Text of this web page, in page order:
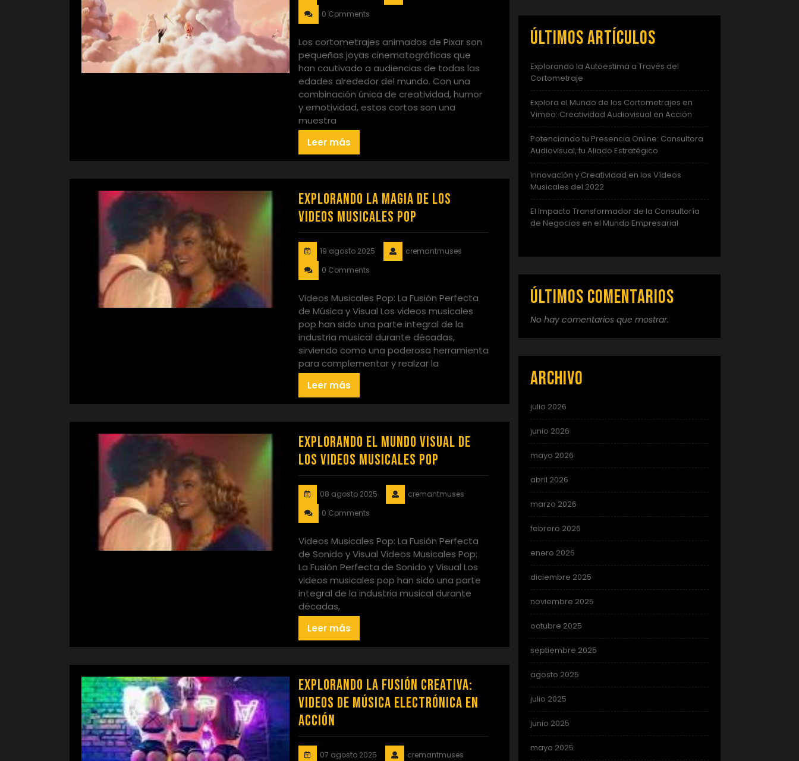
0 Comments
Los cortometrajes animados de Pixar son
pequeñas joyas cinematográficas que
han cautivado a audiencias de todas las
edades alrededor del mundo. Con una
combinación única de creatividad, humor
y emotividad, estos cortos son una
muestra
Leer más
Explorando la Magia de los
Videos Musicales Pop
19 agosto 2025
cremantmuses
0 Comments
Videos Musicales Pop: La Fusión Perfecta
de Música y Visual Los videos musicales
pop han sido una parte integral de la
industria musical durante décadas,
sirviendo como una poderosa herramienta
para complementar y realzar la
Leer más
Explorando el Mundo Visual de
los Videos Musicales Pop
08 agosto 2025
cremantmuses
0 Comments
Videos Musicales Pop: La Fusión Perfecta
de Sonido y Visual Videos Musicales Pop:
La Fusión Perfecta de Sonido y Visual Los
videos musicales pop han sido una parte
integral de la industria musical durante
décadas,
Leer más
Explorando la Fusión Creativa:
Videos de Música Electrónica en
Acción
07 agosto 2025
cremantmuses
Últimos artículos
Explorando la Autoestima a Través del
Cortometraje
Explora el Mundo de los Cortometrajes en
Vimeo: Creatividad Audiovisual en Acción
Potenciando tu Presencia Online: Consultora
Audiovisual, tu Aliado Estratégico
Innovación y Creatividad en los Vídeos
Musicales del 2022
El Impacto Transformador de la Consultoría
de Negocios en el Mundo Empresarial
Últimos comentarios
No hay comentarios que mostrar.
Archivo
julio 2026
junio 2026
mayo 2026
abril 2026
marzo 2026
febrero 2026
enero 2026
diciembre 2025
noviembre 2025
octubre 2025
septiembre 2025
agosto 2025
julio 2025
junio 2025
mayo 2025